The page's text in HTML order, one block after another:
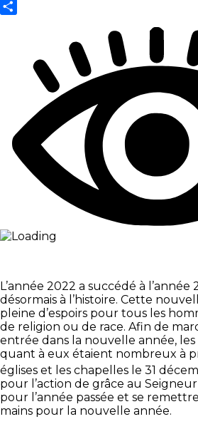
Email
L’année 2022 a succédé à
désormais à l’histoire. Cette
pleine d’espoirs pour tous les
de religion ou de race. Afin de
entrée dans la nouvelle année,
quant à eux étaient nombreux à
églises et les chapelles le 31
pour l’action de grâce au
pour l’année passée et se
mains pour la nouvelle année.